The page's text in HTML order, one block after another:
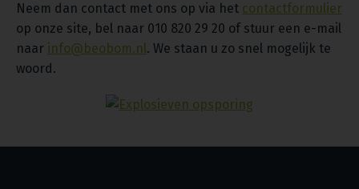
Neem dan contact met ons op via het contactformulier
op onze site, bel naar 010 820 29 20 of stuur een e-mail
naar info@beobom.nl. We staan u zo snel mogelijk te
woord.